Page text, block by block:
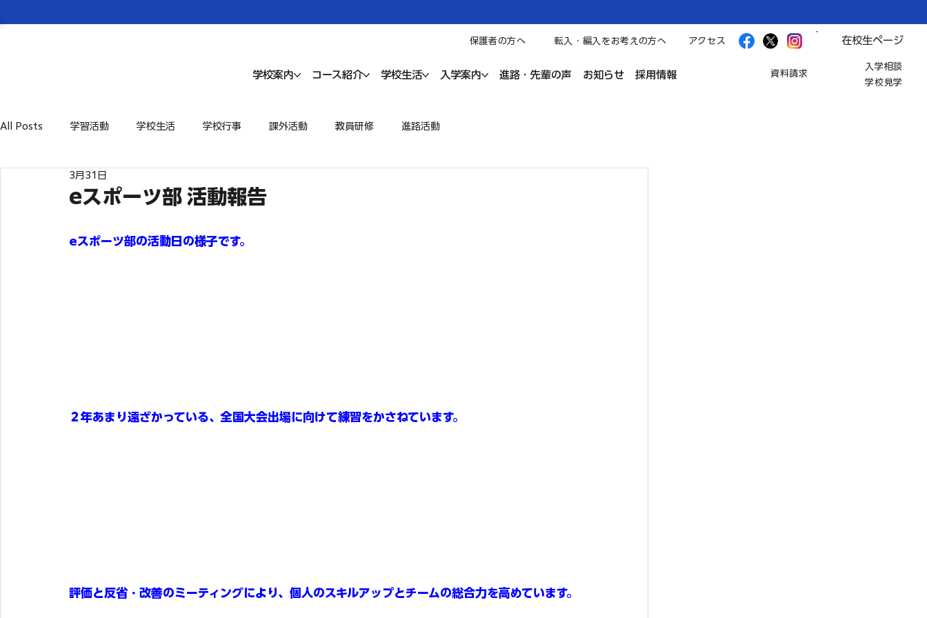
All Posts 学習活動 学校生活 学校行事 課外活動 教員研修 進路活動
eスポーツ部 活動報告
3月31日
eスポーツ部の活動日の様子です。
２年あまり遠ざかっている、全国大会出場に向けて練習をかさねています。
評価と反省・改善のミーティングにより、個人のスキルアップとチームの総合力を高めています。
保護者の方へ 転入・編入をお考えの方へ アクセス 在校生ページ
学校案内 コース紹介 学校生活 入学案内 進路・先輩の声 お知らせ 採用情報 資料請求
入学相談
学校見学